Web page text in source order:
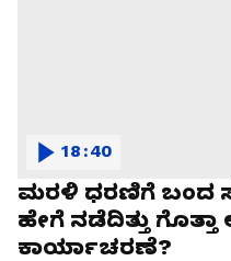
ಮರಳಿ ಧರಣಿಗೆ ಬಂದ
ಹೇಗೆ ನಡೆದಿತ್ತು
ಕಾರ್ಯಾಚರಣೆ?
18:40